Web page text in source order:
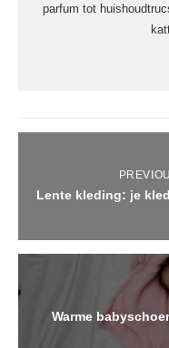
parfum tot
Lente kleding: je
Warme